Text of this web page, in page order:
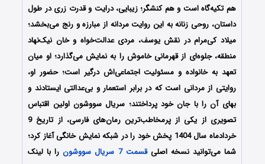
هم تکیه‌گاه است و هم کنشگر؛ زیبایی، درایت و قدرت زری در طول
داستان، روحی زنانه به این روایت مردانه از مبارزه و رنج می‌بخشد؛
میلاد کی‌مرام در نقش یوسف، مردی عدالت‌خواه و خان نیک‌نهاد
منطقه، جلوه‌ای از قهرمانی خاموش را به نمایش می‌گذارد؛ او میان
تعهد به خانواده و مسئولیت اجتماعی‌اش درگیر است؛ حضور او،
روایتی از مردانی است که در برابر استعمار و بی‌عدالتی ایستادند و
بهای آن را با جان خود پرداختند؛ سریال سووشون اولین اقتباس
تصویری از یکی از پرمخاطب‌ترین رمان‌های فارسی، از تاریخ 9
خردادماه سال 1404 پخش خود را در شبکه نمایش خانگی آغاز کرد؛
شما می‌توانید نسخه اصلیقسمت 7 سریال سووشون
را با لینک